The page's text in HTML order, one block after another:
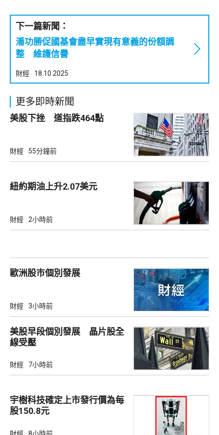
下一篇新聞：
潘功勝促國基會盡早實現有意義的份額調
整 維護信譽
財經 18.10.2025
更多即時新聞
美股下挫 道指跌464點
財經 55分鐘前
紐約期油上升2.07美元
財經 2小時前
歐洲股巿個別發展
財經 3小時前
美股早段個別發展 晶片股全
線受壓
財經 7小時前
宇樹科技確定上市發行價為每
股150.8元
財經 8小時前